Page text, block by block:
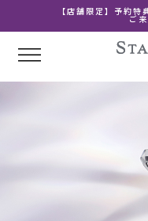
【店舗限定】予約
ご